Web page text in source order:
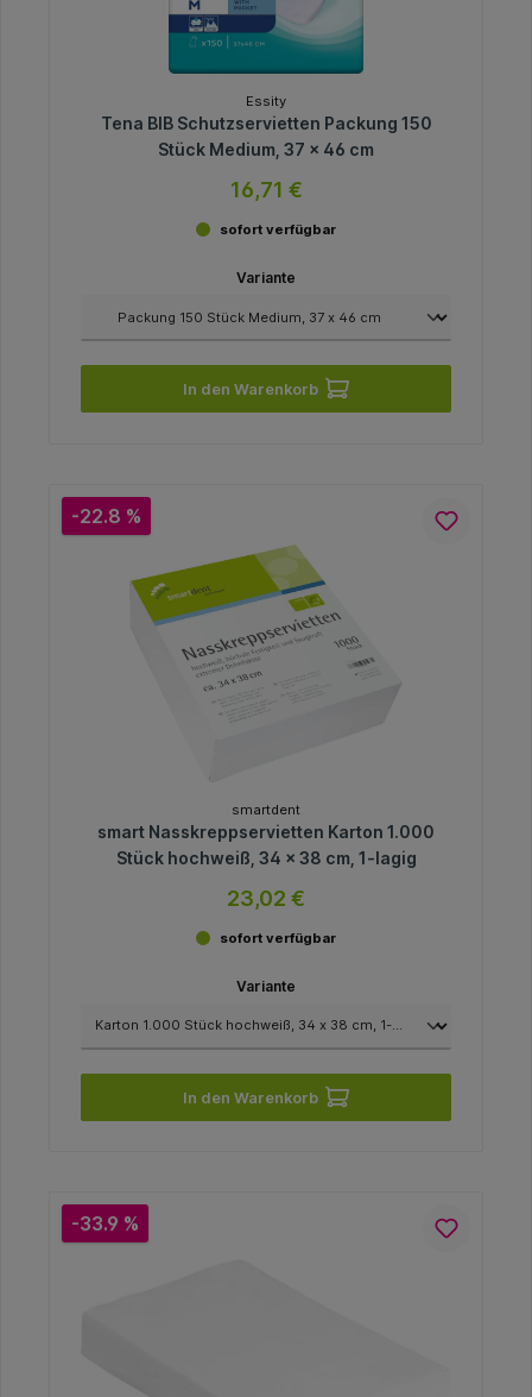
Essity
Tena BIB Schutzservietten Packung 150
Stück Medium, 37 x 46 cm
16,71 €
sofort verfügbar
Variante
In den Warenkorb
-22.8 %
smartdent
smart Nasskreppservietten Karton 1.000
Stück hochweiß, 34 x 38 cm, 1-lagig
23,02 €
sofort verfügbar
Variante
In den Warenkorb
-33.9 %